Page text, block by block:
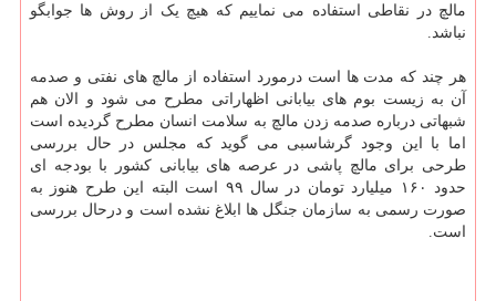
مالچ در نقاطی استفاده می نماییم که هیچ یک از روش ها جوابگو
نباشد.
هر چند که مدت ها است درمورد استفاده از مالچ های نفتی و صدمه
آن به زیست بوم های بیابانی اظهاراتی مطرح می شود و الان هم
شبهاتی درباره صدمه زدن مالچ به سلامت انسان مطرح گردیده است
اما با این وجود گرشاسبی می گوید که مجلس در حال بررسی
طرحی برای مالچ پاشی در عرصه های بیابانی کشور با بودجه ای
حدود ۱۶۰ میلیارد تومان در سال ۹۹ است البته این طرح هنوز به
صورت رسمی به سازمان جنگل ها ابلاغ نشده است و درحال بررسی
است.